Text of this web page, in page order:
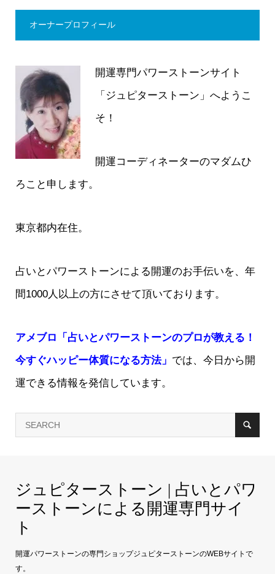
オーナープロフィール
開運専門パワーストーンサイト
「ジュピターストーン」へようこ
そ！
開運コーディネーターのマダムひ
ろこと申します。
東京都内在住。
占いとパワーストーンによる開運のお手伝いを、年
間1000人以上の方にさせて頂いております。
アメブロ「占いとパワーストーンのプロが教える！
今すぐハッピー体質になる方法」 では、今日から開
運できる情報を発信しています。
ジュピターストーン | 占いとパワ
ーストーンによる開運専門サイ
ト
開運パワーストーンの専門ショップジュピターストーンのWEBサイトで
す。